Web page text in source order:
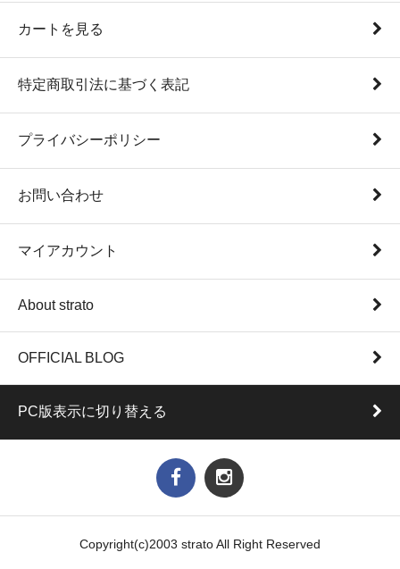
カートを見る
特定商取引法に基づく表記
プライバシーポリシー
お問い合わせ
マイアカウント
About strato
OFFICIAL BLOG
PC版表示に切り替える
Copyright(c)2003 strato All Right Reserved